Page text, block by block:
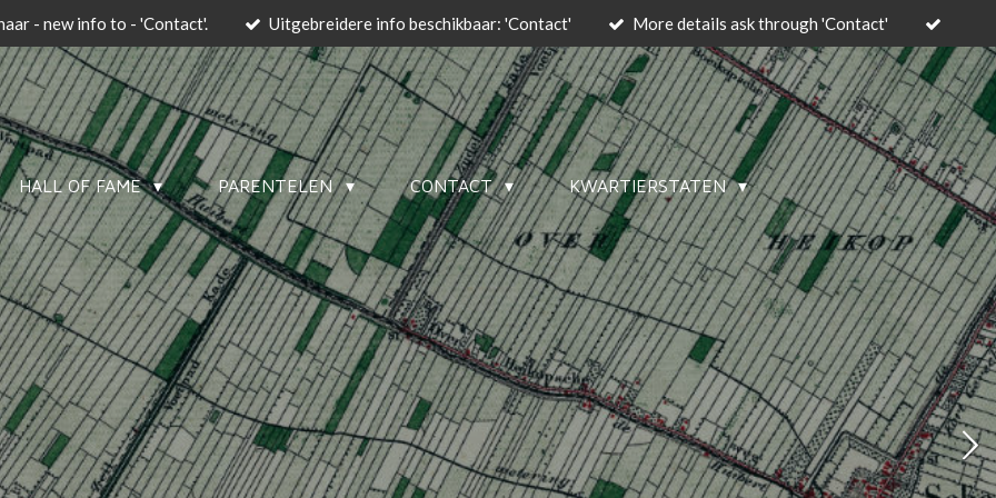
- new info to - 'Contact'. Uitgebreidere info beschikbaar: 'Contact' More details ask through 'Contact'
HALL OF FAME PARENTELEN CONTACT KWARTIERSTATEN